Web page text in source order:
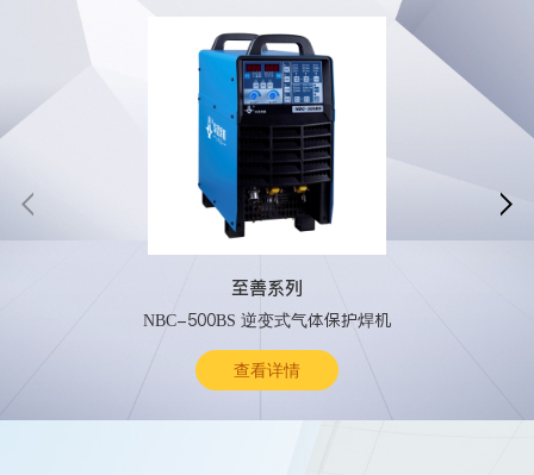
至善系列
NBC-500BS 逆变式气体保护焊机
查看详情
 